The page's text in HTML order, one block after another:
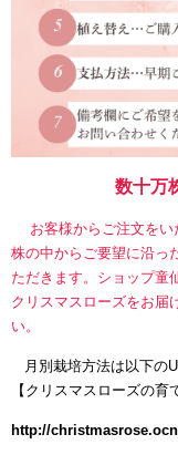
数十万
お客様からご注文をい
株の中からご要望に沿っ
ただきます。ショップ童
クリスマスローズをお届
い。
月別栽培方法は以下の
【 クリスマスローズの育
http://